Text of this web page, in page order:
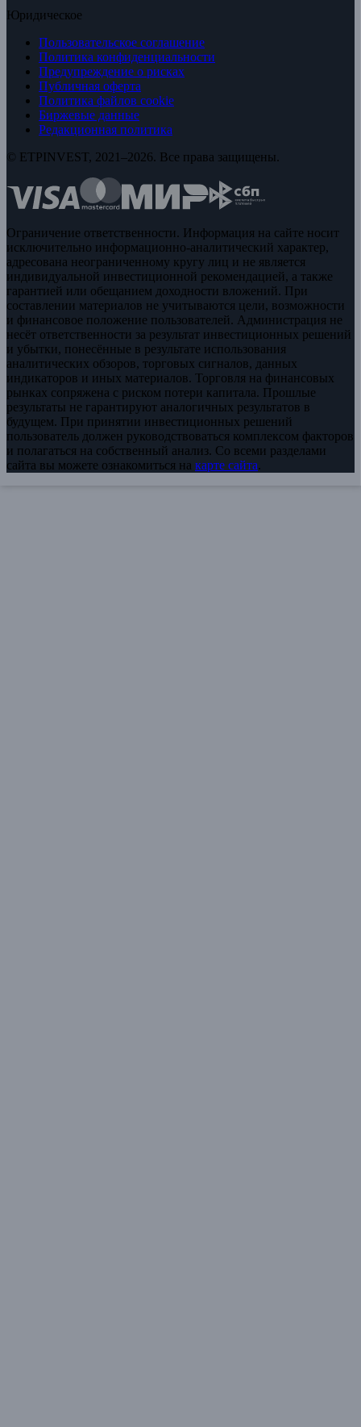
Юридическое
Пользовательское соглашение
Политика конфиденциальности
Предупреждение о рисках
Публичная оферта
Политика файлов cookie
Биржевые данные
Редакционная политика
© ETPINVEST, 2021–2026. Все права защищены.
Ограничение ответственности. Информация на сайте носит
исключительно информационно-аналитический характер,
адресована неограниченному кругу лиц и не является
индивидуальной инвестиционной рекомендацией, а также
гарантией или обещанием доходности вложений. При
составлении материалов не учитываются цели, возможности
и финансовое положение пользователей. Администрация не
несёт ответственности за результат инвестиционных решений
и убытки, понесённые в результате использования
аналитических обзоров, торговых сигналов, данных
индикаторов и иных материалов. Торговля на финансовых
рынках сопряжена с риском потери капитала. Прошлые
результаты не гарантируют аналогичных результатов в
будущем. При принятии инвестиционных решений
пользователь должен руководствоваться комплексом факторов
и полагаться на собственный анализ. Со всеми разделами
сайта вы можете ознакомиться на карте сайта.